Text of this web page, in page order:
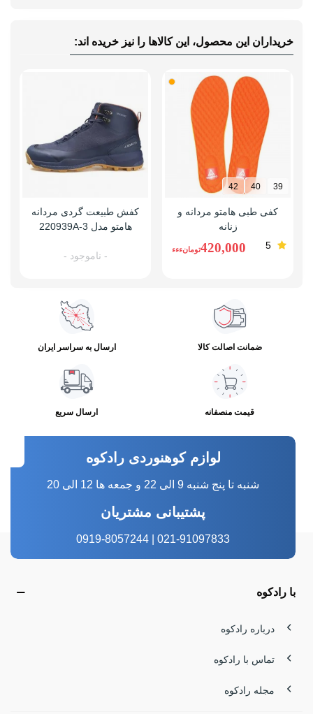
خریداران این محصول، این کالاها را نیز خریده اند:
39
40
42
کفی طبی هامتو مردانه و
زنانه
5
420,000تومانءءء
کفش طبیعت گردی مردانه
هامتو مدل 220939A-3
- ناموجود -
ضمانت اصالت کالا ارسال به سراسر ایران
قیمت منصفانه ارسال سریع
لوازم کوهنوردی رادکوه
شنبه تا پنج شنبه 9 الی 22 و جمعه ها 12 الی 20
پشتیبانی مشتریان
021-91097833 | 0919-8057244
با رادکوه
درباره رادکوه
تماس با رادکوه
مجله رادکوه